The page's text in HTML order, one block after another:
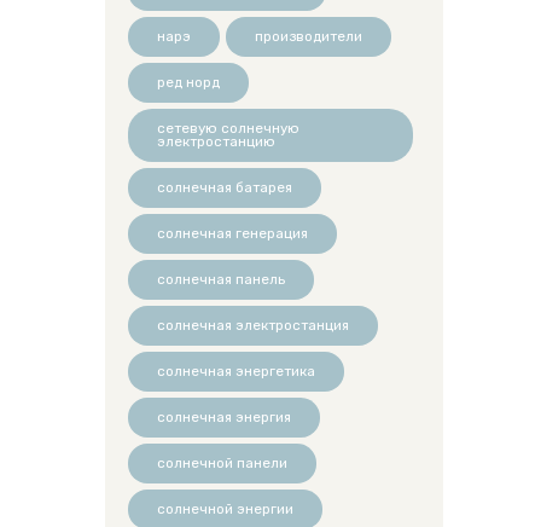
нарэ производители
ред норд
сетевую солнечную
электростанцию
солнечная батарея
солнечная генерация
солнечная панель
солнечная электростанция
солнечная энергетика
солнечная энергия
солнечной панели
солнечной энергии